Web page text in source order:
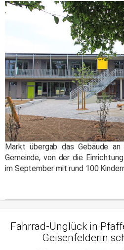
Markt übergab das Gebäude
Gemeinde, von der die
im September mit rund 100
Fahrrad-Unglück in
Geisenfelderin